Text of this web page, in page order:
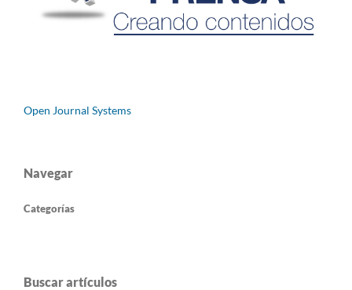
Open Journal Systems
Navegar
Categorías
Buscar artículos